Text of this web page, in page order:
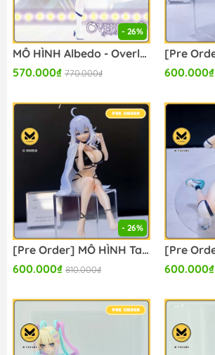
- 26%
MÔ HÌNH Albedo - Overlord - Konami Prize Collection - Masquerade - Cheer Girl Ver. (Konami Arcade Games) FIGURE CHÍNH HÃNG
570.000₫ 770.000₫
600.000₫
- 26%
[Pre Order] MÔ HÌNH Tatenaori Sen - Mahjong Fight Girl - Konami Prize Collection - Poolside Girls (Konami Arcade Games) FIGURE CHÍNH HÃNG
600.000₫ 810.000₫
600.000₫